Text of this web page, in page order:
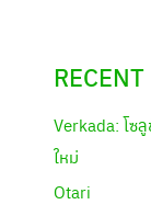
Verkada: โซ
ใหม่
Otari